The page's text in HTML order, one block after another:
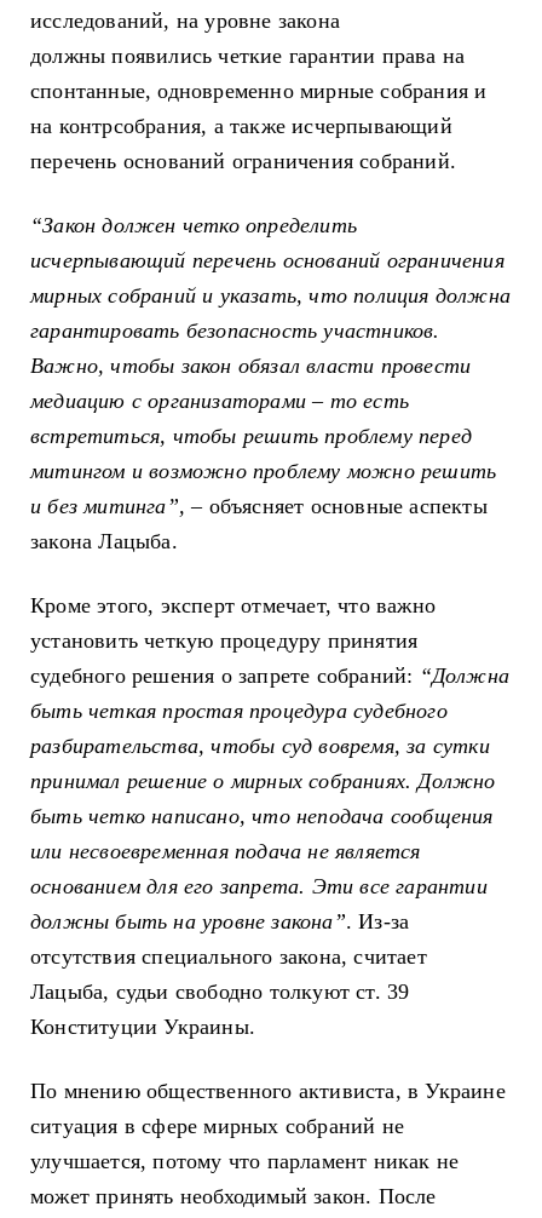
исследований, на уровне закона
должны появились четкие гарантии права на
спонтанные, одновременно мирные собрания и
на контрсобрания, а также исчерпывающий
перечень оснований ограничения собраний.
“Закон должен четко определить
исчерпывающий перечень оснований ограничения
мирных собраний и указать, что полиция должна
гарантировать безопасность участников.
Важно, чтобы закон обязал власти провести
медиацию с организаторами – то есть
встретиться, чтобы решить проблему перед
митингом и возможно проблему можно решить
и без митинга”, – объясняет основные аспекты
закона Лацыба.
Кроме этого, эксперт отмечает, что важно
установить четкую процедуру принятия
судебного решения о запрете собраний: “Должна
быть четкая простая процедура судебного
разбирательства, чтобы суд вовремя, за сутки
принимал решение о мирных собраниях. Должно
быть четко написано, что неподача сообщения
или несвоевременная подача не является
основанием для его запрета. Эти все гарантии
должны быть на уровне закона”. Из-за
отсутствия специального закона, считает
Лацыба, судьи свободно толкуют ст. 39
Конституции Украины.
По мнению общественного активиста, в Украине
ситуация в сфере мирных собраний не
улучшается, потому что парламент никак не
может принять необходимый закон. После